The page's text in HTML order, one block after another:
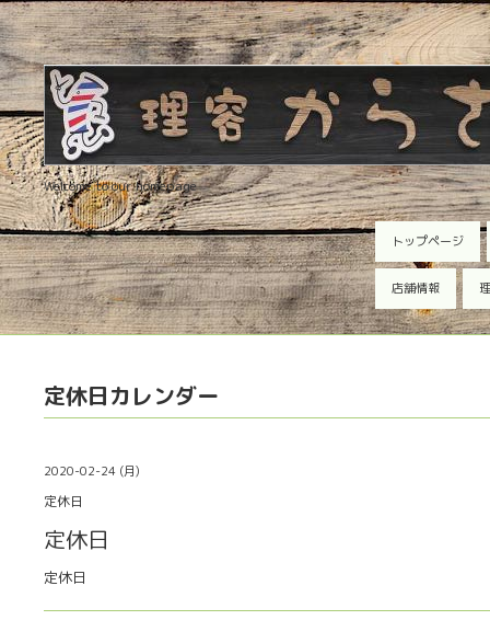
Welcome to our homepage
トップページ
店舗情報
定休日カレンダー
2020-02-24 (月)
定休日
定休日
定休日